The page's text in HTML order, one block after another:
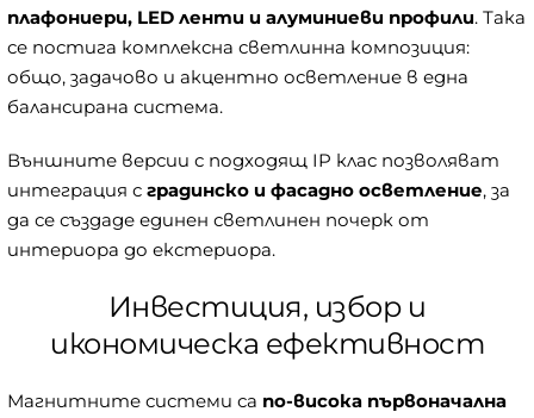
плафониери, LED ленти и алуминиеви профили. Така
се постига комплексна светлинна композиция:
общо, задачово и акцентно осветление в една
балансирана система.
Външните версии с подходящ IP клас позволяват
интеграция с градинско и фасадно осветление, за
да се създаде единен светлинен почерк от
интериора до екстериора.
Инвестиция, избор и
икономическа ефективност
Магнитните системи са по-висока първоначална